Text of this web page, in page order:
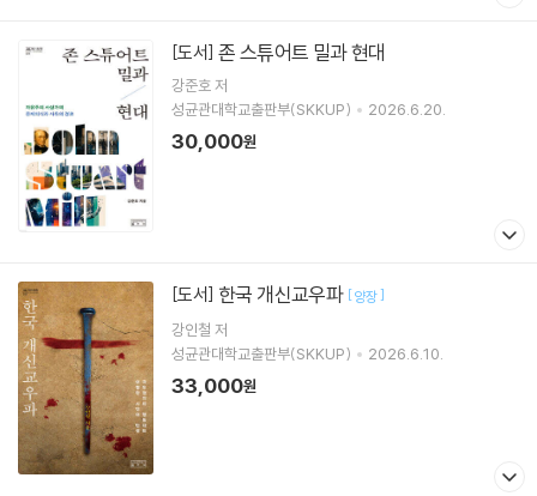
[도서] 존 스튜어트 밀과 현대
강준호저
성균관대학교출판부(SKKUP)
2026.6.20.
30,000원
[도서] 한국 개신교우파 [양장]
강인철 저
성균관대학교출판부(SKKUP)
2026.6.10.
33,000원